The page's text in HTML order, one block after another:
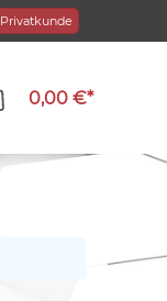
Privatkunde
0,00 €*